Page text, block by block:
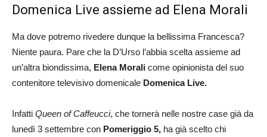
Domenica Live assieme ad Elena Morali
Ma dove potremo rivedere dunque la bellissima Francesca?
Niente paura. Pare che la D’Urso l’abbia scelta assieme ad
un’altra biondissima, Elena Morali come opinionista del suo
contenitore televisivo domenicale Domenica Live.
Infatti Queen of Caffeucci, che tornerà nelle nostre case già da
lunedì 3 settembre con Pomeriggio 5, ha già scelto chi